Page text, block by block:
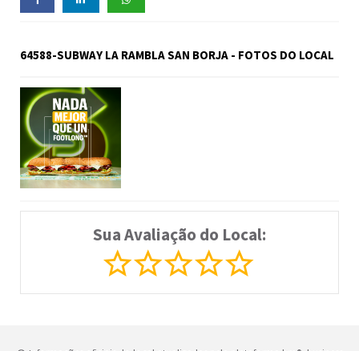
64588-SUBWAY LA RAMBLA SAN BORJA - FOTOS DO LOCAL
Sua Avaliação do Local: